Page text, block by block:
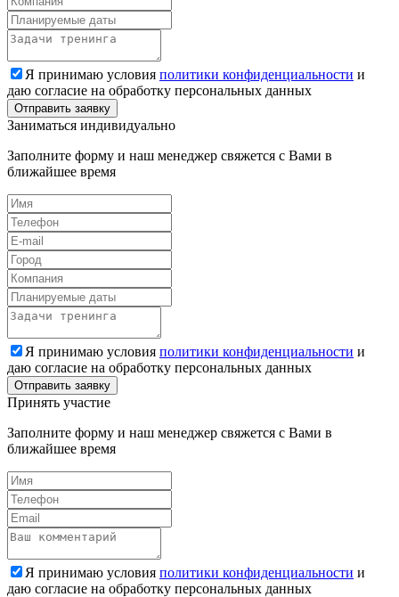
Я принимаю условия политики конфиденциальности и
даю согласие на обработку персональных данных
Заниматься индивидуально
Заполните форму и наш менеджер свяжется с Вами в
ближайшее время
Я принимаю условия политики конфиденциальности и
даю согласие на обработку персональных данных
Принять участие
Заполните форму и наш менеджер свяжется с Вами в
ближайшее время
Я принимаю условия политики конфиденциальности и
даю согласие на обработку персональных данных